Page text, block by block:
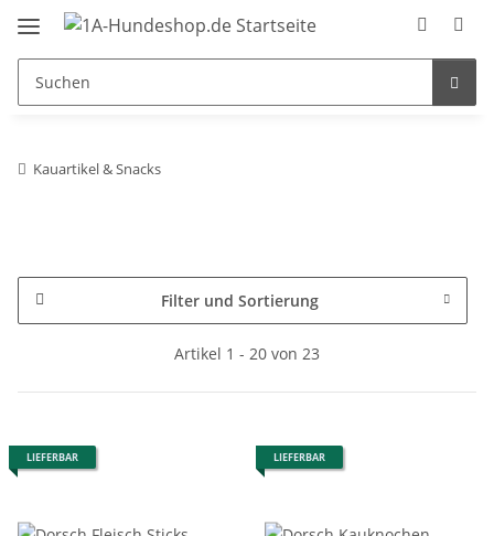
Kauartikel & Snacks
Filter und Sortierung
Artikel 1 - 20 von 23
LIEFERBAR LIEFERBAR